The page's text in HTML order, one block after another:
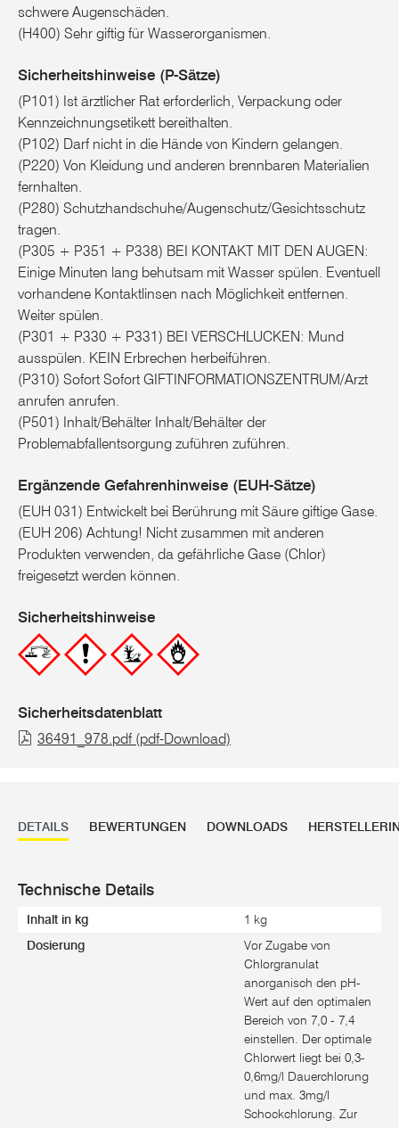
schwere Augenschäden.
(H400) Sehr giftig für Wasserorganismen.
Sicherheitshinweise (P-Sätze)
(P101) Ist ärztlicher Rat erforderlich, Verpackung oder
Kennzeichnungsetikett bereithalten.
(P102) Darf nicht in die Hände von Kindern gelangen.
(P220) Von Kleidung und anderen brennbaren Materialien
fernhalten.
(P280) Schutzhandschuhe/Augenschutz/Gesichtsschutz
tragen.
(P305 + P351 + P338) BEI KONTAKT MIT DEN AUGEN:
Einige Minuten lang behutsam mit Wasser spülen. Eventuell
vorhandene Kontaktlinsen nach Möglichkeit entfernen.
Weiter spülen.
(P301 + P330 + P331) BEI VERSCHLUCKEN: Mund
ausspülen. KEIN Erbrechen herbeiführen.
(P310) Sofort Sofort GIFTINFORMATIONSZENTRUM/Arzt
anrufen anrufen.
(P501) Inhalt/Behälter Inhalt/Behälter der
Problemabfallentsorgung zuführen zuführen.
Ergänzende Gefahrenhinweise (EUH-Sätze)
(EUH 031) Entwickelt bei Berührung mit Säure giftige Gase.
(EUH 206) Achtung! Nicht zusammen mit anderen
Produkten verwenden, da gefährliche Gase (Chlor)
freigesetzt werden können.
Sicherheitshinweise
Sicherheitsdatenblatt
36491_978.pdf (pdf-Download)
DETAILS BEWERTUNGEN DOWNLOADS
Technische Details
Inhalt in kg 1 kg
Dosierung
Vor Zugabe von
Chlorgranulat
anorganisch den pH-
Wert auf den optimalen
Bereich von 7,0 - 7,4
einstellen. Der optimale
Chlorwert liegt bei 0,3-
0,6mg/l Dauerchlorung
und max. 3mg/l
Schockchlorung. Zur